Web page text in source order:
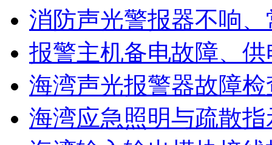
消防声光警报器不响
报警主机备电故障、
海湾声光报警器故障
海湾应急照明与疏散